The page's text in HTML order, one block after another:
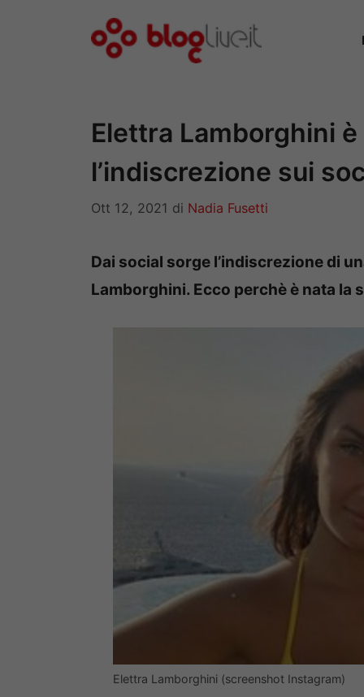
Elettra Lamborghini
l’indiscrezione sui
Ott 12, 2021 di Nadia Fusetti
Dai social sorge l’indiscrezione di
Lamborghini. Ecco perchè è nata la
Elettra Lamborghini (screenshot Instagram)